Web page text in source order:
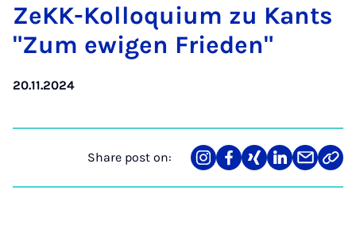
ZeKK-Kolloqui­um zu Kants
"Zum ewi­gen Frieden"
20.11.2024
Share post on:
Share
on
Teilen
auf
Teilen
auf
Teilen
auf
Teilen
über
Link